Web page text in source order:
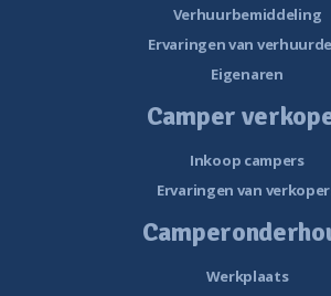
Verhuurbemiddeling
Ervaringen van
Eigenaren
Camper
Inkoop campers
Ervaringen van
Werkplaats